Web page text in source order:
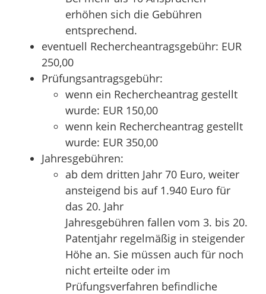
erhöhen sich die Gebühren
entsprechend.
eventuell Rechercheantragsgebühr: EUR
250,00
Prüfungsantragsgebühr:
wenn ein Rechercheantrag gestellt
wurde: EUR 150,00
wenn kein Rechercheantrag gestellt
wurde: EUR 350,00
Jahresgebühren:
ab dem dritten Jahr 70 Euro, weiter
ansteigend bis auf 1.940 Euro für
das 20. Jahr
Jahresgebühren fallen vom 3. bis 20.
Patentjahr regelmäßig in steigender
Höhe an. Sie müssen auch für noch
nicht erteilte oder im
Prüfungsverfahren befindliche